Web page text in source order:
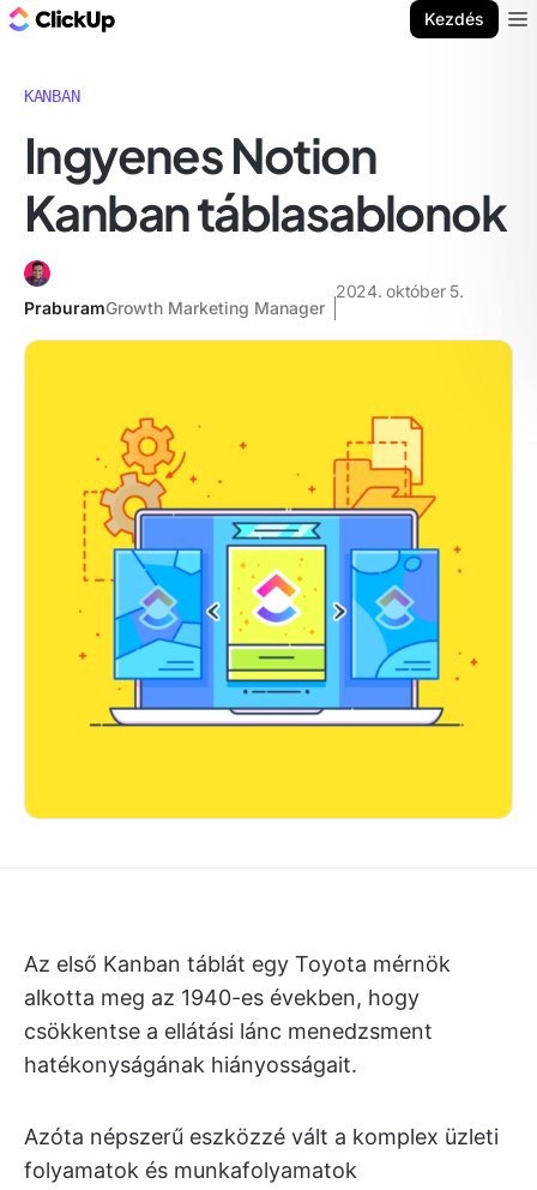
Kezdés
KANBAN
Ingyenes Notion
Kanban táblasablonok
PraburamGrowth Marketing Manager
2024. október 5.
Az első Kanban táblát egy Toyota mérnök
alkotta meg az 1940-es években, hogy
csökkentse a ellátási lánc menedzsment
hatékonyságának hiányosságait.
Azóta népszerű eszközzé vált a komplex üzleti
folyamatok és munkafolyamatok